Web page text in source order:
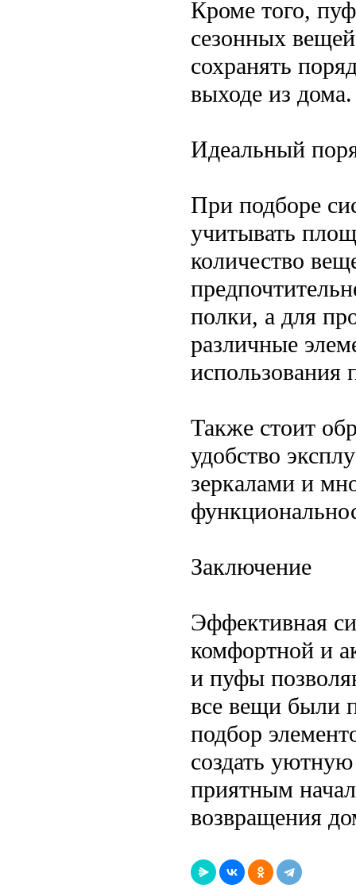
Кроме того,
сезонных
сохранять
выходе из дома.
Идеальный
При подборе
учитывать
количество
полки, а для
различные
использования
Также стоит
удобство
зеркалами и
Заключение
Эффективная
комфортной и
и пуфы
все вещи были
подбор
создать
приятным
возвращения